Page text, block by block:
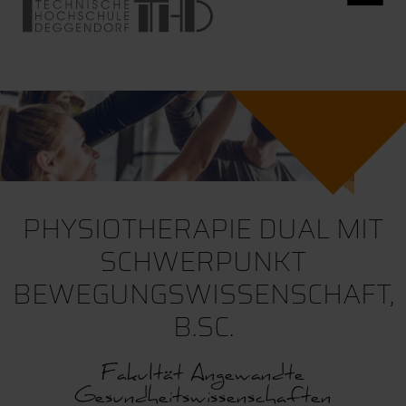
PHYSIOTHERAPIE DUAL MIT
SCHWERPUNKT
BEWEGUNGSWISSENSCHAFT,
B.SC.
Fakultät Angewandte
Gesundheitswissenschaften